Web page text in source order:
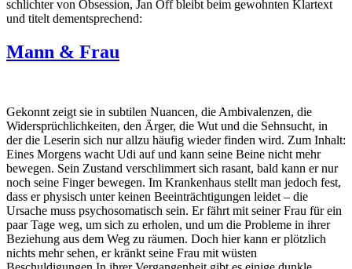
schlichter von Obsession, Jan Off bleibt beim gewohnten Klartext
und titelt dementsprechend:
Mann & Frau
Gekonnt zeigt sie in subtilen Nuancen, die Ambivalenzen, die
Widersprüchlichkeiten, den Ärger, die Wut und die Sehnsucht, in
der die Leserin sich nur allzu häufig wieder finden wird. Zum Inhalt:
Eines Morgens wacht Udi auf und kann seine Beine nicht mehr
bewegen. Sein Zustand verschlimmert sich rasant, bald kann er nur
noch seine Finger bewegen. Im Krankenhaus stellt man jedoch fest,
dass er physisch unter keinen Beeinträchtigungen leidet – die
Ursache muss psychosomatisch sein. Er fährt mit seiner Frau für ein
paar Tage weg, um sich zu erholen, und um die Probleme in ihrer
Beziehung aus dem Weg zu räumen. Doch hier kann er plötzlich
nichts mehr sehen, er kränkt seine Frau mit wüsten